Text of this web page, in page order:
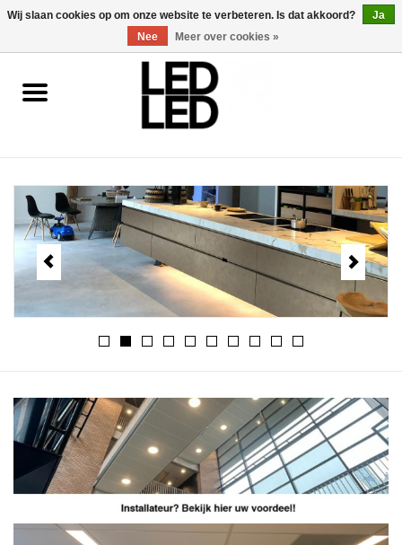
0 Artikelen - €0,00
Home
LED Accessoires
OP = OP
Wij slaan cookies op om onze website te verbeteren. Is dat akkoord?
Ja
Nee
Meer over cookies »